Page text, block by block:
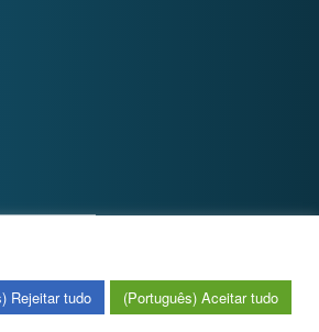
Rejeitar tudo (Português) Aceitar tudo